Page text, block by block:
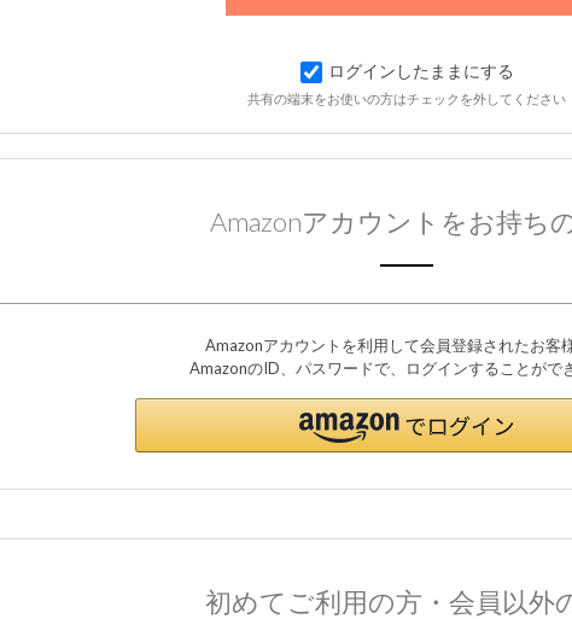
ログインしたままにする
共有の端末をお使いの方はチェックを外してください
Amazonアカウントをお持ち
Amazonアカウントを利用して会員登録されたお客様
AmazonのID、パスワードで、ログインすることがで
初めてご利用の方・会員以外